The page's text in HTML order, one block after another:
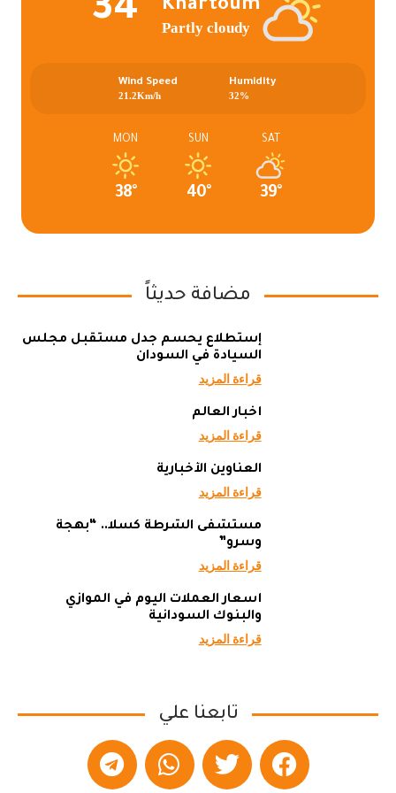
Khartoum
Partly cloudy
34°
Humidity
32%
Wind Speed
21.2Km/h
SAT
39°
SUN
40°
MON
38°
مضافة حديثاً
إستطلاع يحسم جدل مستقبل مجلس
السيادة في السودان
قراءة المزيد
أخبار العالم
قراءة المزيد
العناوين الأخبارية
قراءة المزيد
مستشفى الشرطة كسلا.. “بهجة
وسرو”
قراءة المزيد
أسعار العملات اليوم في الموازي
والبنوك السودانية
قراءة المزيد
تابعنا علي